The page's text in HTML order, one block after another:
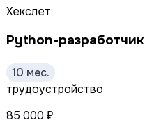
Хекслет
Python-разработчик
10 мес.
трудоустройство
85 000 ₽